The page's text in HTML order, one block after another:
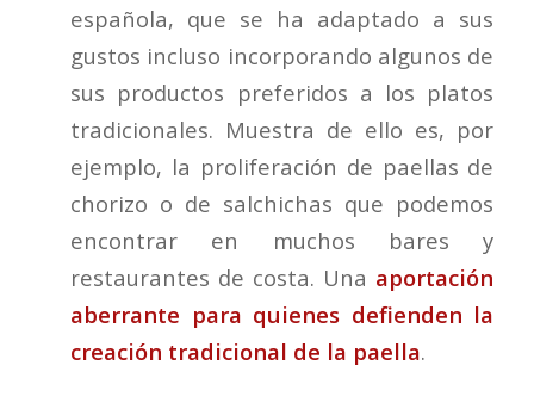
española, que se ha adaptado a sus
gustos incluso incorporando algunos de
sus productos preferidos a los platos
tradicionales. Muestra de ello es, por
ejemplo, la proliferación de paellas de
chorizo o de salchichas que podemos
encontrar en muchos bares y
restaurantes de costa. Una aportación
aberrante para quienes defienden la
creación tradicional de la paella.